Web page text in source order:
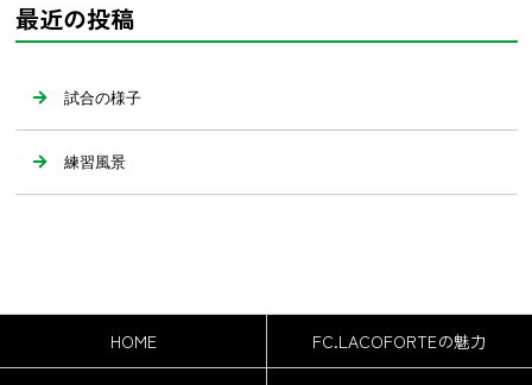
最近の投稿
試合の様子
練習風景
HOME FC.LACOFORTEの魅力